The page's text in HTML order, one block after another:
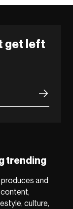
get left
trending
and
culture,